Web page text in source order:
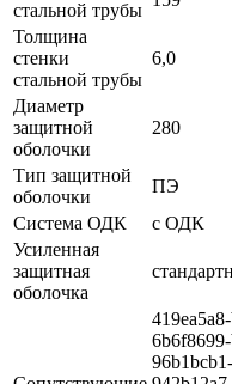
стальной трубы
Толщина
стенки
стальной трубы
6,0
Диаметр
защитной
оболочки
280
Тип защитной
оболочки
ПЭ
Система ОДК
с ОДК
Усиленная
защитная
оболочка